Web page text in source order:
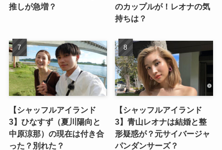
推しが急増？
のカップルが！レオナの気
持ちは？
【シャッフルアイランド
3】ひなすず（夏川陽向と
中原涼那）の現在は付き合
った？別れた？
【シャッフルアイランド
3】青山レオナは結婚と整
形疑惑が？元サイバージャ
パンダンサーズ？